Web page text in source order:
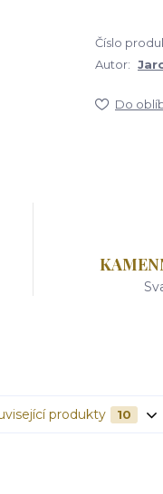
Číslo
Autor:
Do
produkty 10